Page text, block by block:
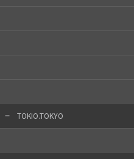
TOKIO.TOKYO